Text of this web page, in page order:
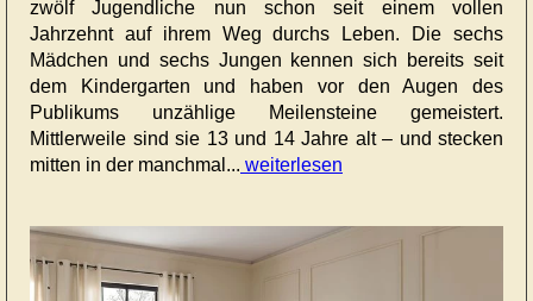
zwölf Jugendliche nun schon seit einem vollen
Jahrzehnt auf ihrem Weg durchs Leben. Die sechs
Mädchen und sechs Jungen kennen sich bereits seit
dem Kindergarten und haben vor den Augen des
Publikums unzählige Meilensteine gemeistert.
Mittlerweile sind sie 13 und 14 Jahre alt – und stecken
mitten in der manchmal... weiterlesen